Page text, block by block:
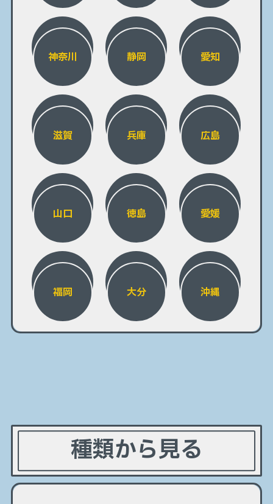
神奈川 静岡 愛知
滋賀 兵庫 広島
山口 徳島 愛媛
福岡 大分 沖縄
種類から見る